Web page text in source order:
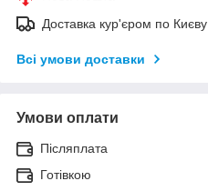
Доставка кур'єром по Києву
Всі умови доставки
Умови оплати
Післяплата
Готівкою